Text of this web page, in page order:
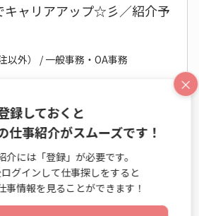
キャリアアップ☆彡／紹介予
以外） / 一般事務・OA事務
(土日祝休み)
駅
～長期
×
録しておくと
仕事紹介がスムーズです！
介には「登録」が必要です。
グインして仕事探しをすると
事情報を見ることができます！